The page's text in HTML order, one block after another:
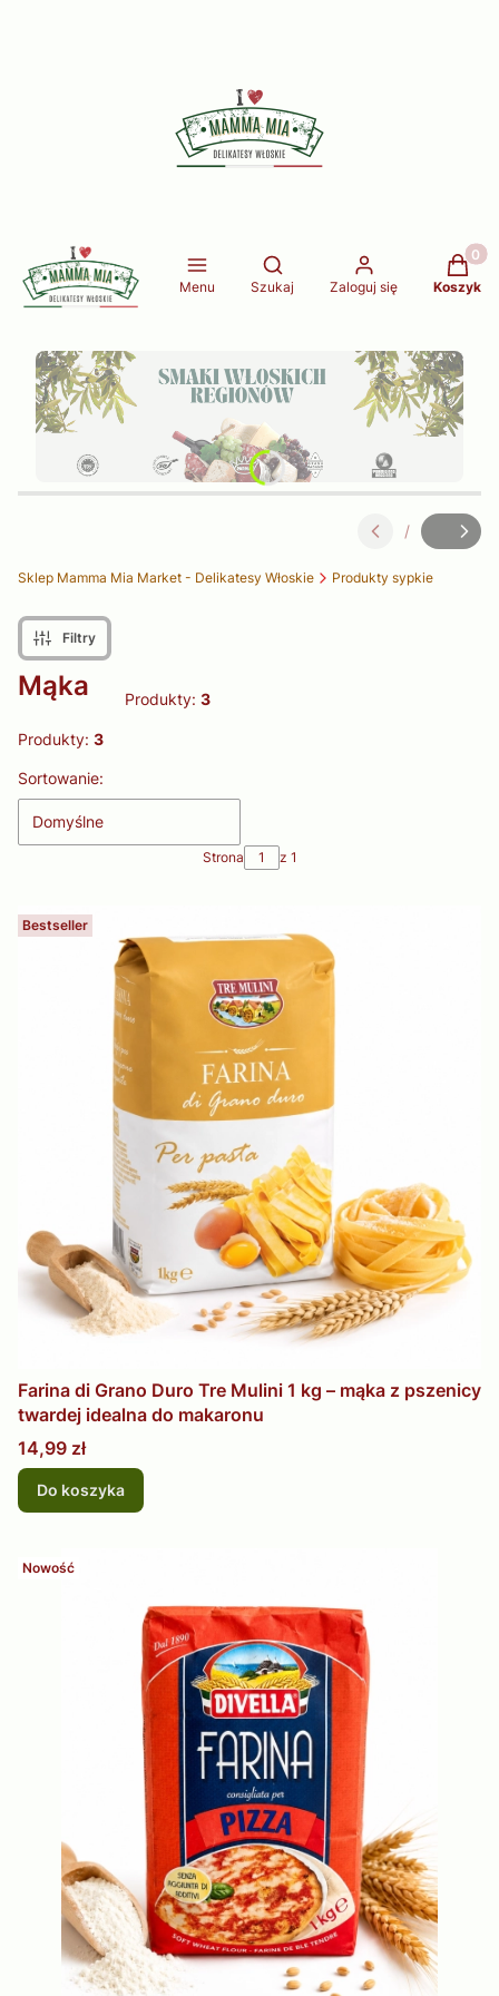
Menu
Otwórz wyszukiwarkę
Szukaj Zaloguj się Koszyk
Slajd
/
z
Sklep Mamma Mia Market - Delikatesy Włoskie Produkty sypkie
Filtry
Mąka Produkty: 3
Produkty: 3
Lista produktów
Sortowanie:
Domyślne
Strona z 1
Bestseller
Farina di Grano Duro Tre Mulini 1 kg – mąka z pszenicy
twardej idealna do makaronu
Cena
14,99 zł
Do koszyka
Nowość